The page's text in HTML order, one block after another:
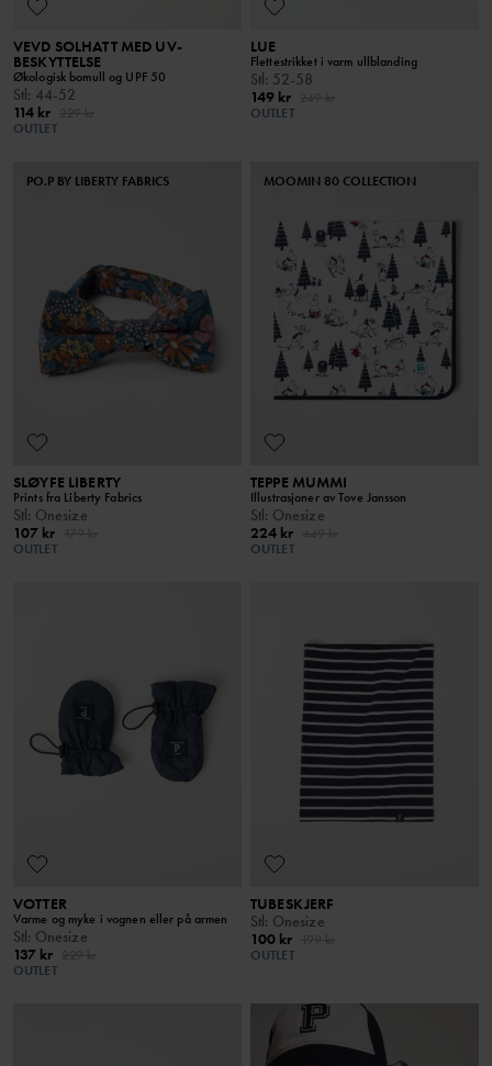
VEVD SOLHATT MED UV-
BESKYTTELSE
Økologisk bomull og UPF 50
Stl: 44-52
114 kr
OUTLET
LUE
Flettestrikket i varm ullblanding
Stl: 52-58
149 kr
OUTLET
PO.P BY LIBERTY FABRICS
SLØYFE LIBERTY
Prints fra Liberty Fabrics
Stl: Onesize
107 kr
OUTLET
MOOMIN 80 COLLECTION
TEPPE MUMMI
Illustrasjoner av Tove Jansson
Stl: Onesize
224 kr
OUTLET
VOTTER
Varme og myke i vognen eller på armen
Stl: Onesize
137 kr
OUTLET
TUBESKJERF
Stl: Onesize
100 kr
OUTLET